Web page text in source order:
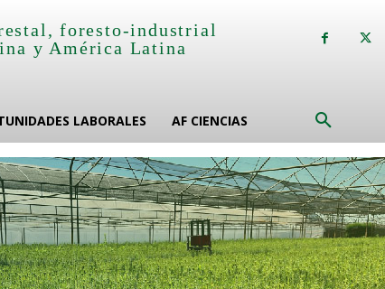
foresto-industrial
y América Latina
LABORALES AF CIENCIAS